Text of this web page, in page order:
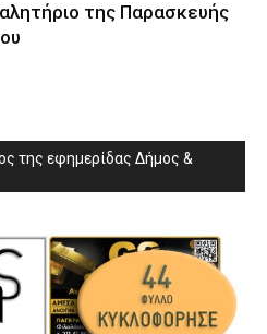
της Παρασκευής
της εφημερίδας Δήμος &